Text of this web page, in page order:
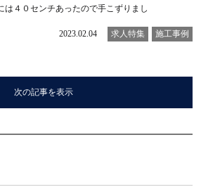
は４０センチあったので手こずりまし
2023.02.04 求人特集 施工事例
次の記事を表示